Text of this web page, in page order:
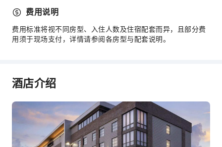
徒步旅行
瑜伽室
交通服务
清洁服务
熨衣服务
洗衣服务
费用说明
费用标准将视不同房型、入住人数及住宿配套而异，且部分费
用须于现场支付，详情请参阅各房型与配套说明。
酒店介绍